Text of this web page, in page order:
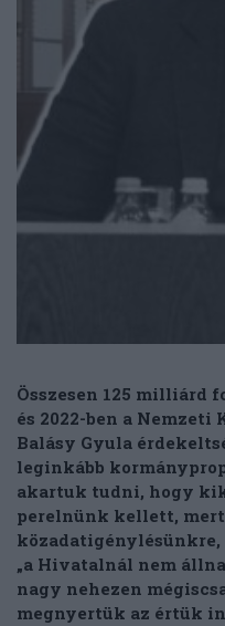
Összesen 125 milliárd
és 2022-ben a
Balásy Gyula
leginkább
akartuk tudni, hogy
perelnünk kellett,
„a Hivatalnál nem
nagy nehezen
megnyertük az értük